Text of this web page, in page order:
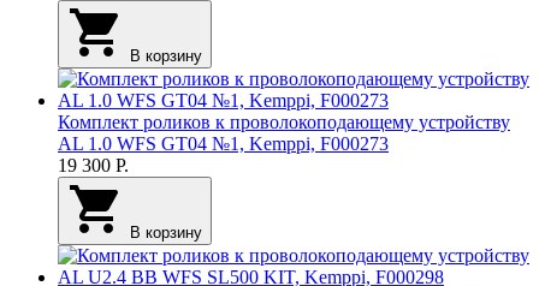
В корзину
Комплект роликов к проволокоподающему устройству
AL 1.0 WFS GT04 №1, Kemppi, F000273
19 300 Р.
В корзину